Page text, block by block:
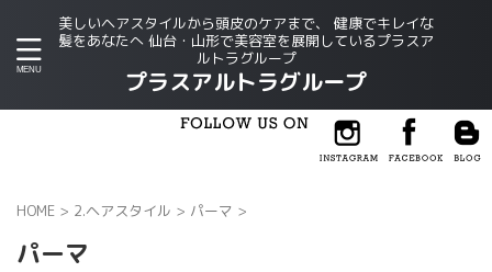
美しいヘアスタイルから頭皮のケアまで、 健康でキレイな
髪をあなたへ 仙台・山形で美容室を展開しているプラスア
ルトラグループ
プラスアルトラグループ
HOME > 2.ヘアスタイル > パーマ >
パーマ